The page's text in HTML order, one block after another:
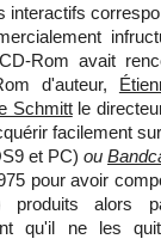
interactifs
Rom avait
d'auteur,
Schmittle
facilement
et PC) ou
pour avoir
produits alors
qu'il ne les